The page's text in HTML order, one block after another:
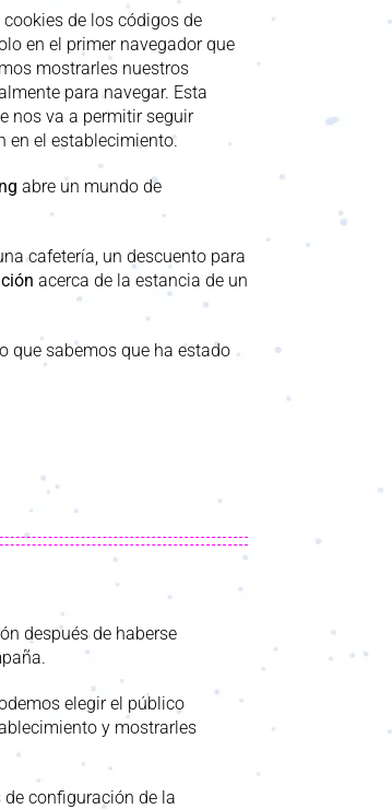
cookies de los códigos de
en el primer navegador que
mostrarles nuestros
para navegar. Esta
nos va a permitir seguir
en el establecimiento.
abre un mundo de
cafetería, un descuento para
acerca de la estancia de un
que sabemos que ha estado
después de haberse
elegir el público
y mostrarles
configuración de la